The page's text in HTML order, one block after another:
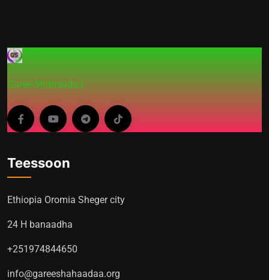
Garee-Shahaadaa
Teessoon
Ethiopia Oromia Sheger city
24 H banaadha
+251974844650
info@gareeshahaadaa.org